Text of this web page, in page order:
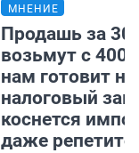
МНЕНИЕ
Продашь за
возьмут с
нам готовит
налоговый
коснется
даже